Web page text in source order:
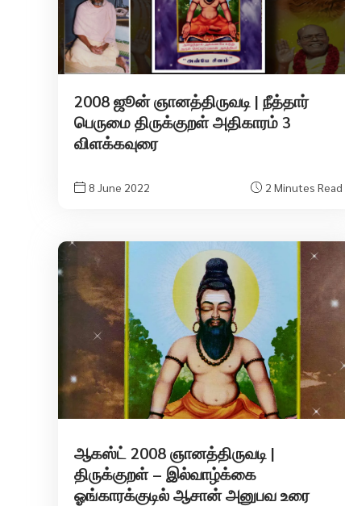
2008 ஜூன் ஞானத்திருவடி | நீத்தார்
பெருமை திருக்குறள் அதிகாரம் 3
விளக்கவுரை
8 June 2022 2 Minutes Read
ஆகஸ்ட் 2008 ஞானத்திருவடி |
திருக்குறள் – இல்வாழ்க்கை
ஓங்காரக்குடில் ஆசான் அனுபவ உரை